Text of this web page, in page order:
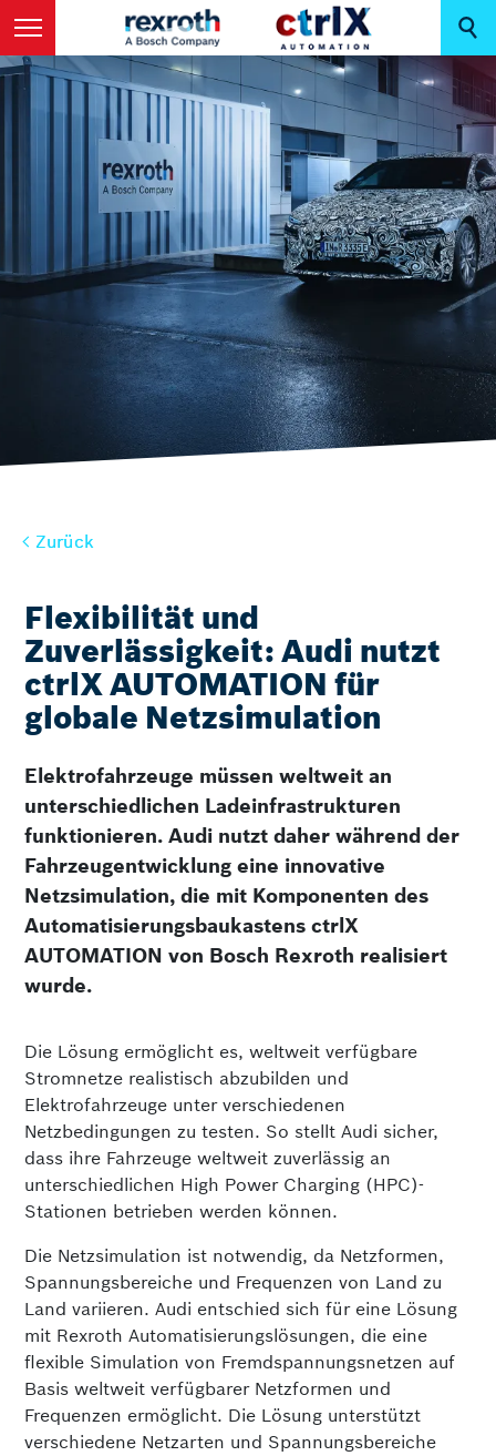
Zurück
Flexibilität und
Zuverlässigkeit: Audi nutzt
ctrlX AUTOMATION für
globale Netzsimulation
Elektrofahrzeuge müssen weltweit an
unterschiedlichen Ladeinfrastrukturen
funktionieren. Audi nutzt daher während der
Fahrzeugentwicklung eine innovative
Netzsimulation, die mit Komponenten des
Automatisierungsbaukastens ctrlX
AUTOMATION von Bosch Rexroth realisiert
wurde.
Die Lösung ermöglicht es, weltweit verfügbare
Stromnetze realistisch abzubilden und
Elektrofahrzeuge unter verschiedenen
Netzbedingungen zu testen. So stellt Audi sicher,
dass ihre Fahrzeuge weltweit zuverlässig an
unterschiedlichen High Power Charging (HPC)-
Stationen betrieben werden können.
Die Netzsimulation ist notwendig, da Netzformen,
Spannungsbereiche und Frequenzen von Land zu
Land variieren. Audi entschied sich für eine Lösung
mit Rexroth Automatisierungslösungen, die eine
flexible Simulation von Fremdspannungsnetzen auf
Basis weltweit verfügbarer Netzformen und
Frequenzen ermöglicht. Die Lösung unterstützt
verschiedene Netzarten und Spannungsbereiche
Zurück